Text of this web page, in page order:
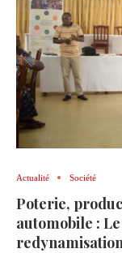
Actualité Société
Poterie,
automobile :